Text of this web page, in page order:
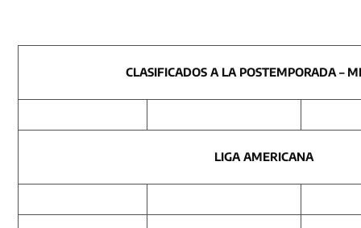
CLASIFICADOS A LA POSTEMPORADA –
LIGA AMERICANA